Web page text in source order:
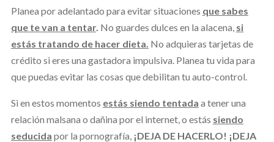
Planea por adelantado para evitar situaciones que sabes
que te van a tentar. No guardes dulces en la alacena, si
estás tratando de hacer dieta. No adquieras tarjetas de
crédito si eres una gastadora impulsiva. Planea tu vida para
que puedas evitar las cosas que debilitan tu auto-control.
Si en estos momentos estás siendo tentada a tener una
relación malsana o dañina por el internet, o estás siendo
seducida por la pornografía, ¡DEJA DE HACERLO! ¡DEJA